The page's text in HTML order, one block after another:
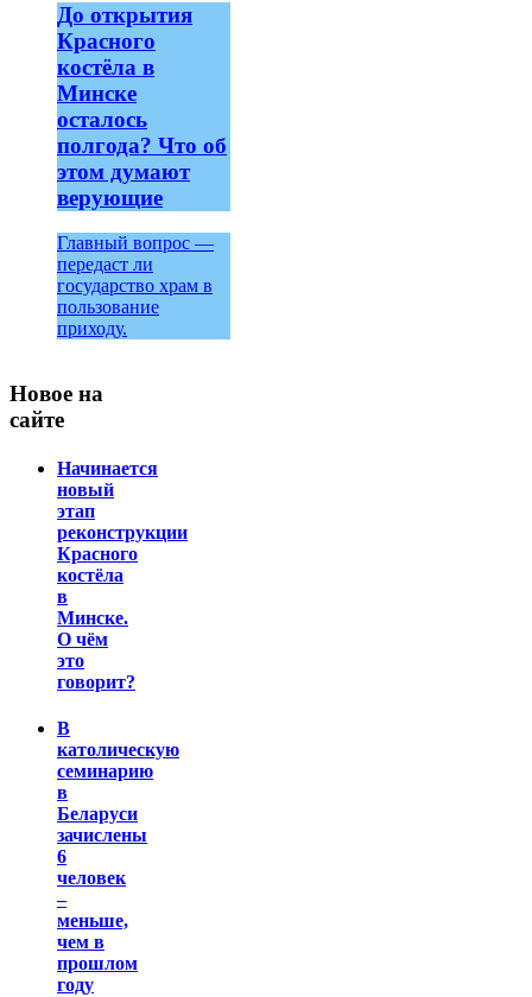
До открытия
Красного
костёла в
Минске
осталось
полгода? Что об
этом думают
верующие
Главный вопрос —
передаст ли
государство храм в
пользование
приходу.
Новое на
сайте
Начинается
новый
этап
реконструкции
Красного
костёла
в
Минске.
О чём
это
говорит?
В
католическую
семинарию
в
Беларуси
зачислены
6
человек
–
меньше,
чем в
прошлом
году